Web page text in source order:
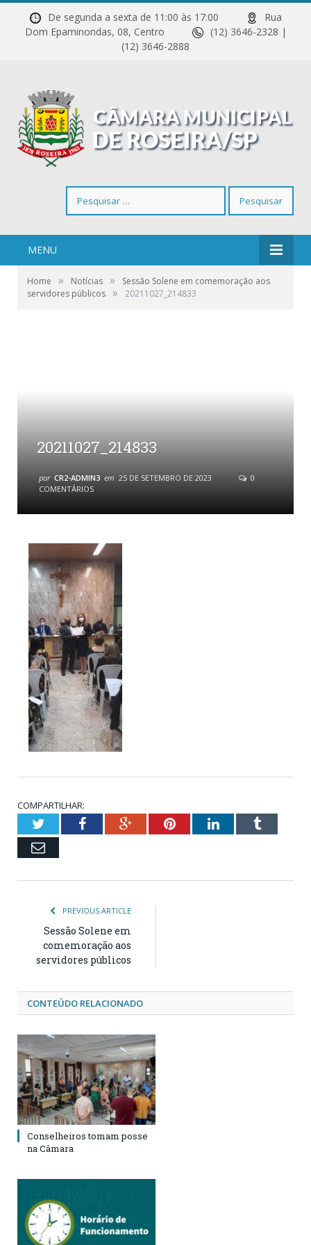
De segunda a sexta de 11:00 às 17:00
Rua
Dom Epaminondas, 08, Centro
(12) 3646-2328 |
(12) 3646-2888
por:
MENU
Home » Notícias »
Sessão Solene em comemoração aos
servidores públicos » 20211027_214833
20211027_214833
por CR2-ADMIN3 em 25 DE SETEMBRO DE 2023
0
COMENTÁRIOS
COMPARTILHAR:
TwitterFacebookGoogle+PinterestLinkedInTumblr
Email
PREVIOUS ARTICLE
Sessão Solene em
comemoração aos
servidores públicos
CONTEÚDO RELACIONADO
Conselheiros tomam posse
na Câmara